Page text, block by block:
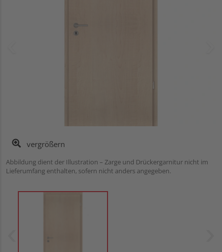
vergrößern
Abbildung dient der Illustration – Zarge und Drückergarnitur nicht im
Lieferumfang enthalten, sofern nicht anders angegeben.